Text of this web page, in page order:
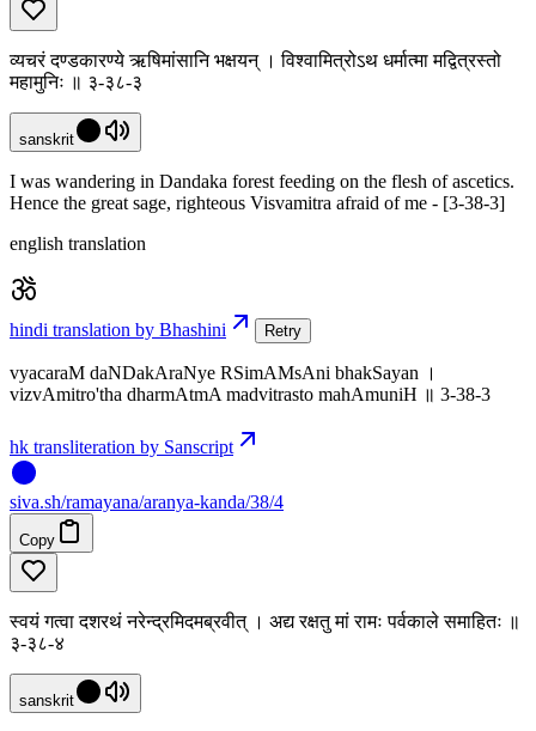
व्यचरं दण्डकारण्ये ऋषिमांसानि भक्षयन् । विश्वामित्रोऽथ धर्मात्मा मद्वित्रस्तो
महामुनिः ॥ ३-३८-३
sanskrit
I was wandering in Dandaka forest feeding on the flesh of ascetics.
Hence the great sage, righteous Visvamitra afraid of me - [3-38-3]
english translation
hindi translation by Bhashini Retry
vyacaraM daNDakAraNye RSimAMsAni bhakSayan ।
vizvAmitro'tha dharmAtmA madvitrasto mahAmuniH ॥ 3-38-3
hk transliteration by Sanscript
siva.sh/ramayana/aranya-kanda/38/4
Copy
स्वयं गत्वा दशरथं नरेन्द्रमिदमब्रवीत् । अद्य रक्षतु मां रामः पर्वकाले समाहितः ॥
३-३८-४
sanskrit